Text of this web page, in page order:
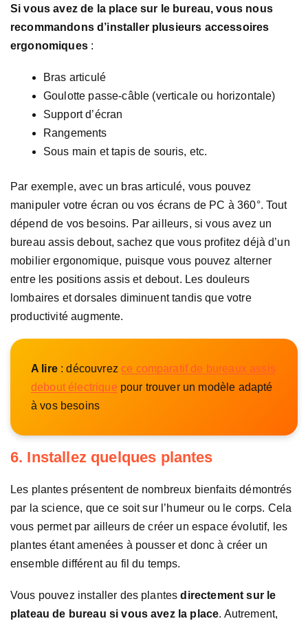
Si vous avez de la place sur le bureau, vous nous
recommandons d’installer plusieurs accessoires
ergonomiques:
Bras articulé
Goulotte passe-câble (verticale ou horizontale)
Support d’écran
Rangements
Sous main et tapis de souris, etc.
Par exemple, avec un bras articulé, vous pouvez
manipuler votre écran ou vos écrans de PC à 360°. Tout
dépend de vos besoins. Par ailleurs, si vous avez un
bureau assis debout, sachez que vous profitez déjà d’un
mobilier ergonomique, puisque vous pouvez alterner
entre les positions assis et debout. Les douleurs
lombaires et dorsales diminuent tandis que votre
productivité augmente.
A lire : découvrez ce comparatif de bureaux assis
debout électrique pour trouver un modèle adapté
à vos besoins
6. Installez quelques plantes
Les plantes présentent de nombreux bienfaits démontrés
par la science, que ce soit sur l’humeur ou le corps. Cela
vous permet par ailleurs de créer un espace évolutif, les
plantes étant amenées à pousser et donc à créer un
ensemble différent au fil du temps.
Vous pouvez installer des plantesdirectement sur le
plateau de bureau si vous avez la place. Autrement,